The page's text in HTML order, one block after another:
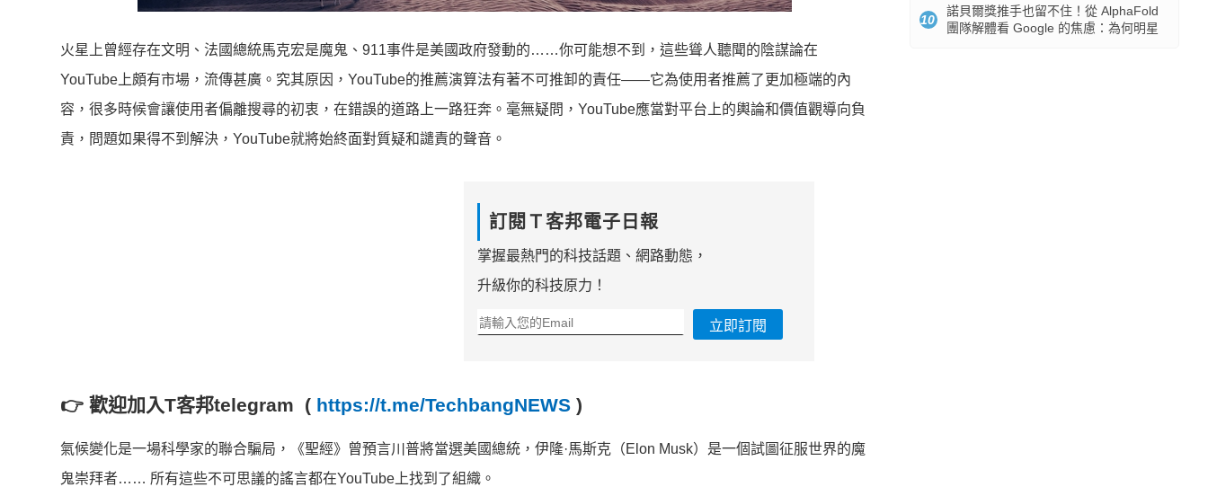
火星上曾經存在文明、法國總統馬克宏是魔鬼、911事件是美國政府發動的……你可能想不到，這些聳人聽聞的陰謀論在
YouTube上頗有市場，流傳甚廣。究其原因，YouTube的推薦演算法有著不可推卸的責任——它為使用者推薦了更加極端的內
容，很多時候會讓使用者偏離搜尋的初衷，在錯誤的道路上一路狂奔。毫無疑問，YouTube應當對平台上的輿論和價值觀導向負
責，問題如果得不到解決，YouTube就將始終面對質疑和譴責的聲音。
訂閱Ｔ客邦電子日報
掌握最熱門的科技話題、網路動態，
升級你的科技原力！
立即訂閱
👉 歡迎加入T客邦telegram ( https://t.me/TechbangNEWS )
氣候變化是一場科學家的聯合騙局，《聖經》曾預言川普將當選美國總統，伊隆·馬斯克（Elon Musk）是一個試圖征服世界的魔
鬼崇拜者…… 所有這些不可思議的謠言都在YouTube上找到了組織。
10
諾貝爾獎推手也留不住！從 AlphaFold
團隊解體看 Google 的焦慮：為何明星